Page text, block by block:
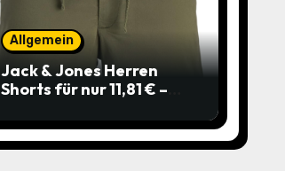
Allgemein
Jack & Jones Herren
Shorts für nur 11,81 € –